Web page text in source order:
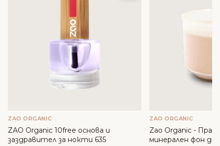
ZAO ORGANIC
ZAO Organic 10free основа и
заздравител за нокти 635
ZAO ORGANIC
Zao Organic -
минерален фон